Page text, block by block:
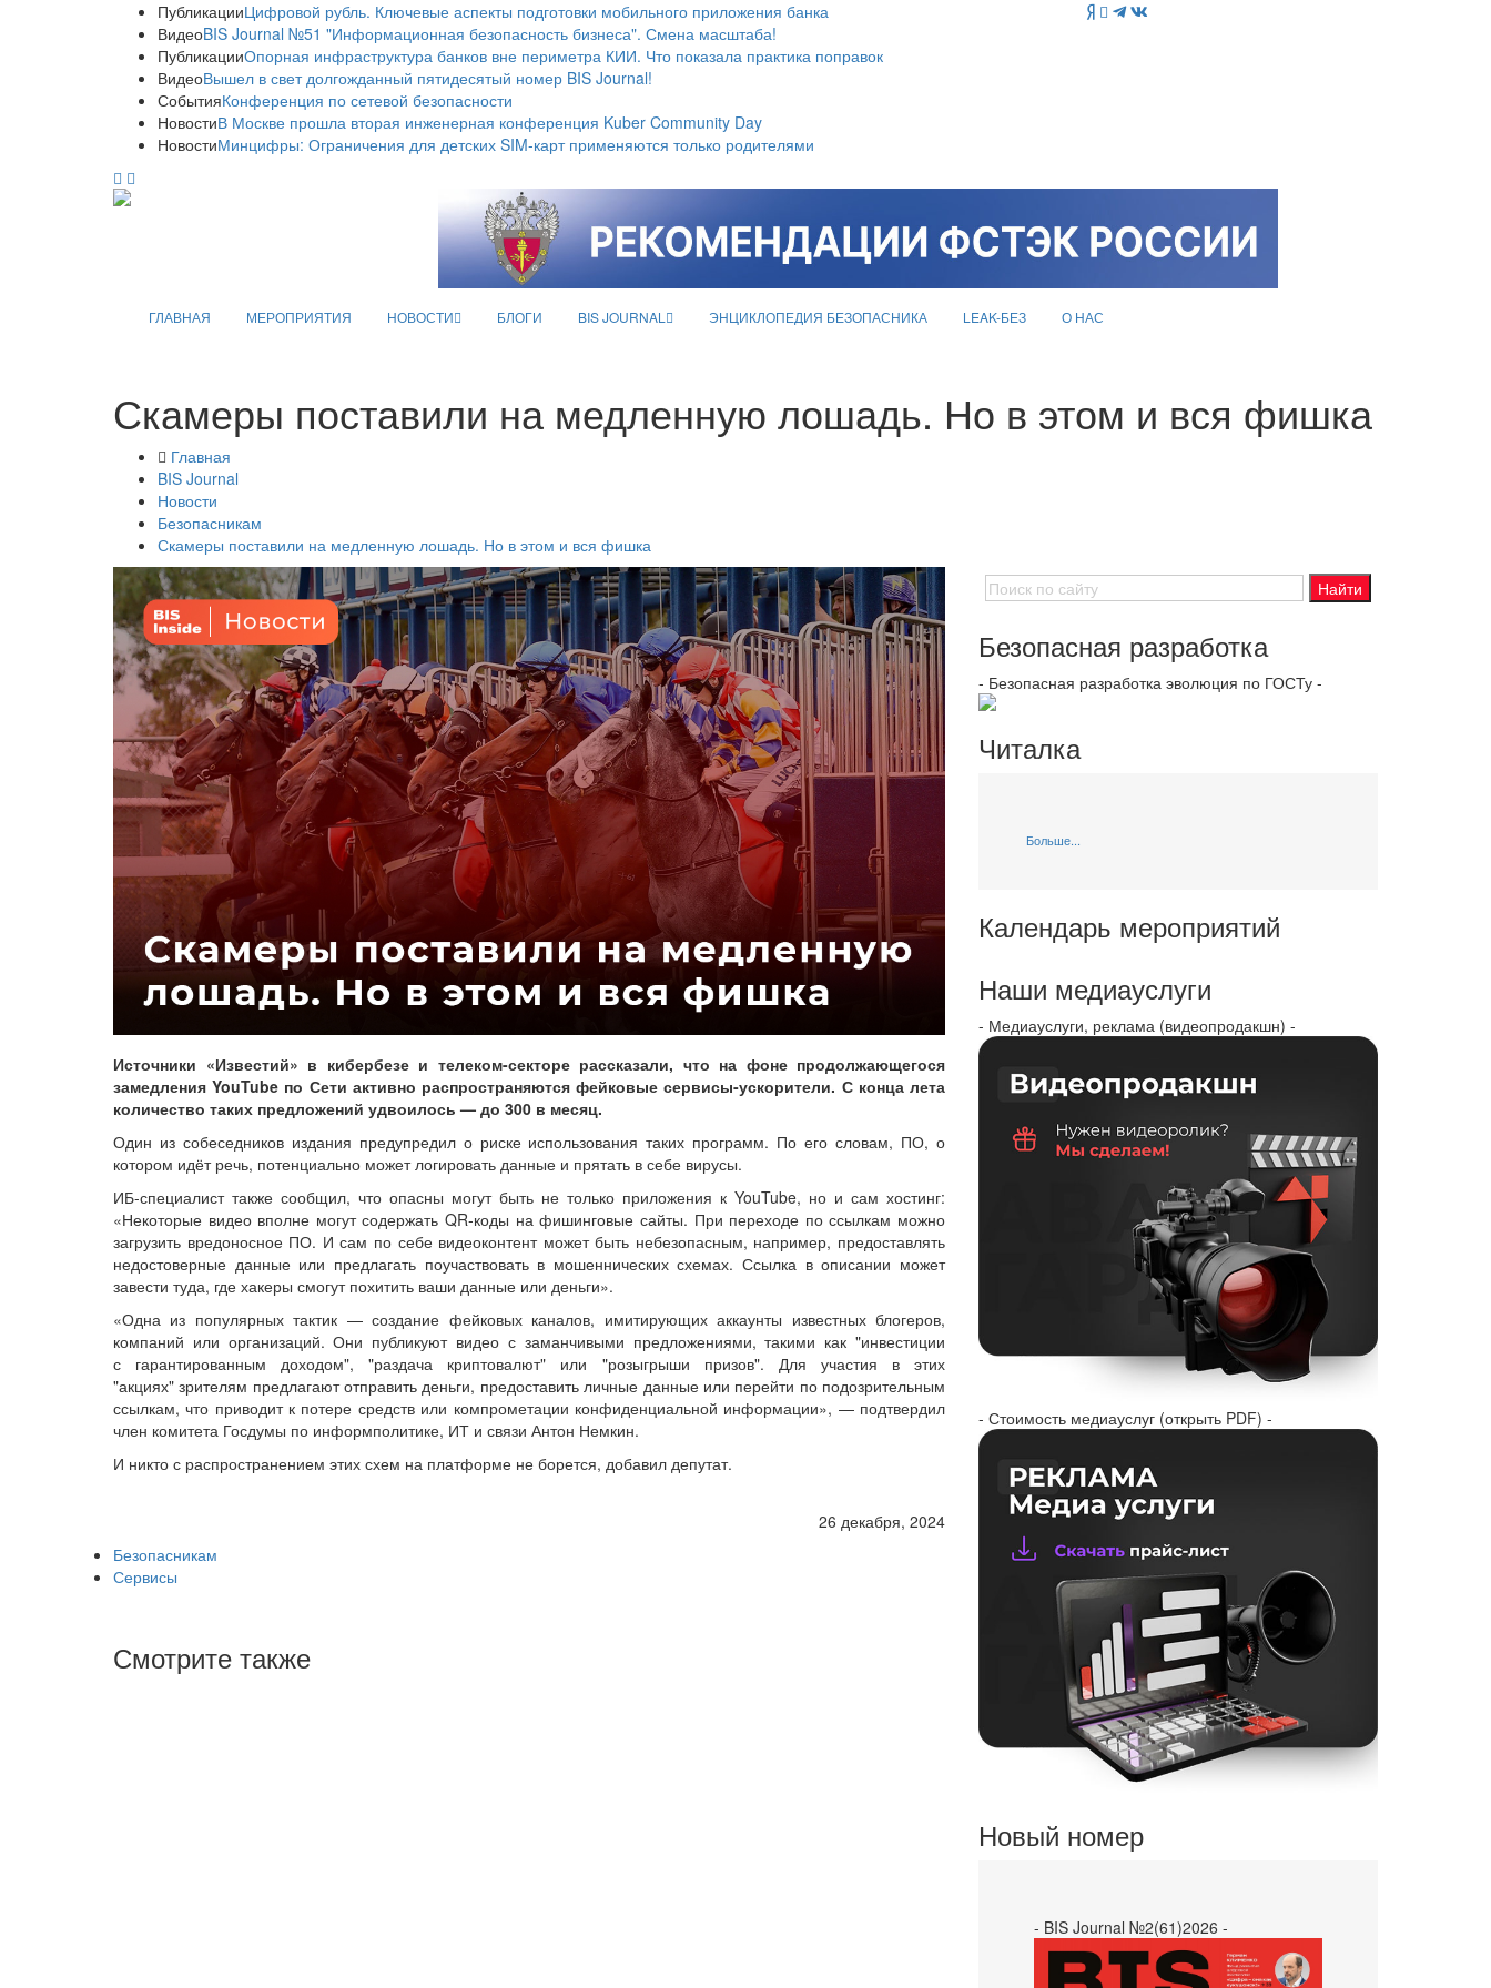
ПубликацииЦифровой рубль. Ключевые аспекты подготовки мобильного приложения банка
ВидеоBIS Journal №51 "Информационная безопасность бизнеса". Смена масштаба!
ПубликацииОпорная инфраструктура банков вне периметра КИИ. Что показала практика поправок
ВидеоВышел в свет долгожданный пятидесятый номер BIS Journal!
СобытияКонференция по сетевой безопасности
НовостиВ Москве прошла вторая инженерная конференция Kuber Community Day
НовостиМинцифры: Ограничения для детских SIM-карт применяются только родителями
ГЛАВНАЯ МЕРОПРИЯТИЯ НОВОСТИ БЛОГИ BIS JOURNAL ЭНЦИКЛОПЕДИЯ БЕЗОПАСНИКА LEAK-БЕЗ О НАС
Скамеры поставили на медленную лошадь. Но в этом и вся фишка
Главная
BIS Journal
Новости
Безопасникам
Скамеры поставили на медленную лошадь. Но в этом и вся фишка
Источники «Известий» в кибербезе и телеком-секторе рассказали, что на фоне продолжающегося
замедления YouTube по Сети активно распространяются фейковые сервисы‑ускорители. С конца лета
количество таких предложений удвоилось — до 300 в месяц.
Один из собеседников издания предупредил о риске использования таких программ. По его словам, ПО, о
котором идёт речь, потенциально может логировать данные и прятать в себе вирусы.
ИБ-специалист также сообщил, что опасны могут быть не только приложения к YouTube, но и сам хостинг:
«Некоторые видео вполне могут содержать QR‑коды на фишинговые сайты. При переходе по ссылкам можно
загрузить вредоносное ПО. И сам по себе видеоконтент может быть небезопасным, например, предоставлять
недостоверные данные или предлагать поучаствовать в мошеннических схемах. Ссылка в описании может
завести туда, где хакеры смогут похитить ваши данные или деньги».
«Одна из популярных тактик — создание фейковых каналов, имитирующих аккаунты известных блогеров,
компаний или организаций. Они публикуют видео с заманчивыми предложениями, такими как "инвестиции
с гарантированным доходом", "раздача криптовалют" или "розыгрыши призов". Для участия в этих
"акциях" зрителям предлагают отправить деньги, предоставить личные данные или перейти по подозрительным
ссылкам, что приводит к потере средств или компрометации конфиденциальной информации», — подтвердил
член комитета Госдумы по информполитике, ИТ и связи Антон Немкин.
И никто с распространением этих схем на платформе не борется, добавил депутат.
26 декабря, 2024
Безопасникам
Сервисы
Смотрите также
Безопасная разработка
- Безопасная разработка эволюция по ГОСТу -
Читалка
Больше...
Календарь мероприятий
Наши медиауслуги
- Медиауслуги, реклама (видеопродакшн) -
- Стоимость медиауслуг (открыть PDF) -
Новый номер
- BIS Journal №2(61)2026 -